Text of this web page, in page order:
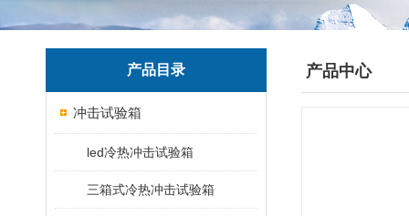
产品目录
冲击试验箱
led冷热冲击试验箱
三箱式冷热冲击试验箱
产品中心